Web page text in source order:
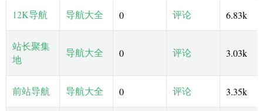
12K导航 导航大全 0 评论 6.83k
站长聚集
地
导航大全 0 评论 3.03k
前站导航 导航大全 0 评论 3.35k